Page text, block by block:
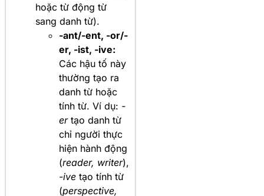
hoặc từ động từ
sang danh từ).
-ant/-ent, -or/-
er, -ist, -ive:
Các hậu tố này
thường tạo ra
danh từ hoặc
tính từ. Ví dụ: -
ertạo danh từ
chỉ người thực
hiện hành động
(reader, writer),
-ive tạo tính từ
(perspective,